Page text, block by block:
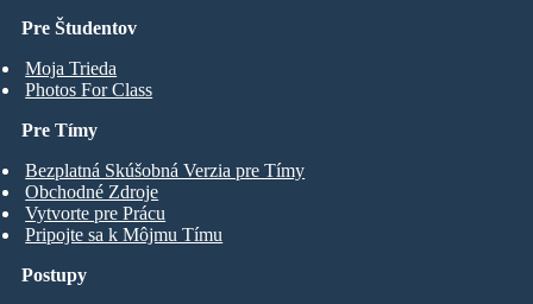
Pre Študentov
Moja Trieda
Photos For Class
Pre Tímy
Bezplatná Skúšobná Verzia pre Tímy
Obchodné Zdroje
Vytvorte pre Prácu
Pripojte sa k Môjmu Tímu
Postupy